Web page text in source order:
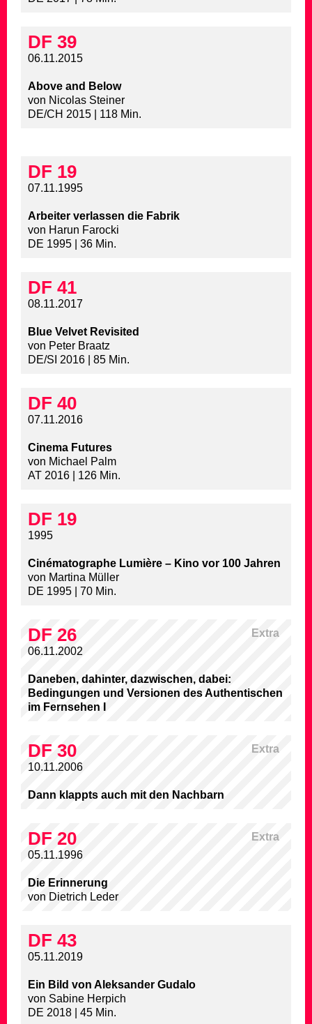
DF 39
06.11.2015
Above and Below
von Nicolas Steiner
DE/CH 2015 | 118 Min.
DF 19
07.11.1995
Arbeiter verlassen die Fabrik
von Harun Farocki
DE 1995 | 36 Min.
DF 41
08.11.2017
Blue Velvet Revisited
von Peter Braatz
DE/SI 2016 | 85 Min.
DF 40
07.11.2016
Cinema Futures
von Michael Palm
AT 2016 | 126 Min.
DF 19
1995
Cinématographe Lumière – Kino vor 100 Jahren
von Martina Müller
DE 1995 | 70 Min.
Extra
DF 26
06.11.2002
Daneben, dahinter, dazwischen, dabei:
Bedingungen und Versionen des Authentischen
im Fernsehen I
Extra
DF 30
10.11.2006
Dann klappts auch mit den Nachbarn
Extra
DF 20
05.11.1996
Die Erinnerung
von Dietrich Leder
DF 43
05.11.2019
Ein Bild von Aleksander Gudalo
von Sabine Herpich
DE 2018 | 45 Min.